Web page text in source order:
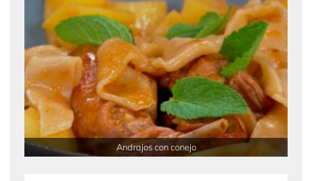
Andrajos con conejo